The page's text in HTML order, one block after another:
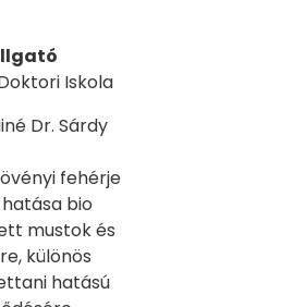
Iskola
Dr. Sárdy
fehérje
bio
mustok és
különös
hatású